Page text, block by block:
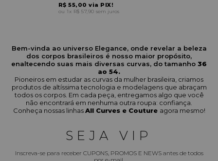
R$ 55,00 via PIX!
1x R$ 57,90sem juros
Bem-vinda ao universo Elegance, onde revelar a beleza
dos corpos brasileiros é nosso maior propósito,
enaltecendo suas mais diversas curvas, do tamanho 36
ao 54.
Pioneiros em estudar as curvas da mulher brasileira, criamos
produtos de altíssima tecnologia e modelagens que abraçam
todos os corpos. Em cada peça, entregamos algo que você
não encontrará em nenhuma outra roupa: confiança.
Conheça nossas linhasAll Curves e Couture agora mesmo!
SEJA VIP
Inscreva-se para receber CUPONS, PROMOS E NEWS antes de todos